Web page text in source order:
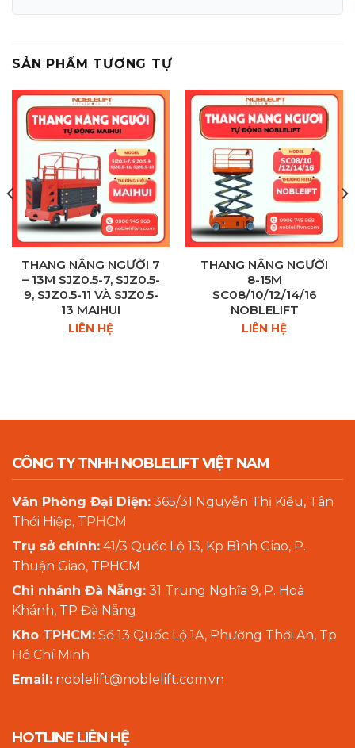
SẢN PHẨM TƯƠNG TỰ
THANG NÂNG NGƯỜI 7
– 13M SJZ0.5-7, SJZ0.5-
9, SJZ0.5-11 VÀ SJZ0.5-
13 MAIHUI
LIÊN HỆ
THANG NÂNG NGƯỜI
8-15M
SC08/10/12/14/16
NOBLELIFT
LIÊN HỆ
CÔNG TY TNHH NOBLELIFT VIỆT NAM
Văn Phòng Đại Diện: 365/31 Nguyễn Thị Kiểu, Tân
Thới Hiệp, TPHCM
Trụ sở chính: 41/3 Quốc Lộ 13, Kp Bình Giao, P.
Thuận Giao, TPHCM
Chi nhánh Đà Nẵng: 31 Trung Nghĩa 9, P. Hoà
Khánh, TP Đà Nẵng
Kho TPHCM: Số 13 Quốc Lộ 1A, Phường Thới An, Tp
Hồ Chí Minh
Email: noblelift@noblelift.com.vn
HOTLINE LIÊN HỆ